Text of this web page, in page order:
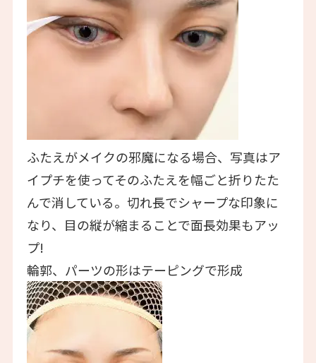
ふたえがメイクの邪魔になる場合、写真はア
イプチを使ってそのふたえを幅ごと折りたた
んで消している。切れ長でシャープな印象に
なり、目の縦が縮まることで面長効果もアッ
プ!
輪郭、パーツの形はテーピングで形成